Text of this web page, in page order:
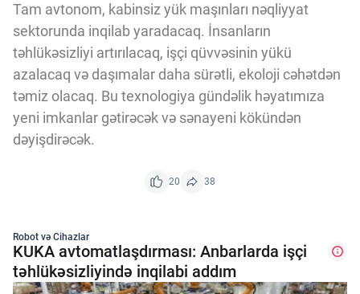
Tam avtonom, kabinsiz yük maşınları nəqliyyat
sektorunda inqilab yaradacaq. İnsanların
təhlükəsizliyi artırılacaq, işçi qüvvəsinin yükü
azalacaq və daşımalar daha sürətli, ekoloji cəhətdən
təmiz olacaq. Bu texnologiya gündəlik həyatımıza
yeni imkanlar gətirəcək və sənayeni kökündən
dəyişdirəcək.
20 38
Robot və Cihazlar
KUKA avtomatlaşdırması: Anbarlarda işçi
təhlükəsizliyində inqilabi addım